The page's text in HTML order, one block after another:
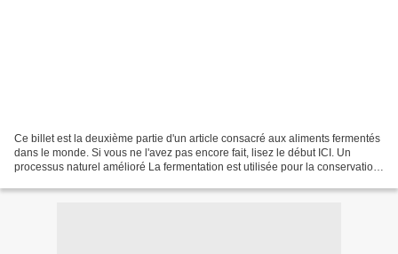
Ce billet est la deuxième partie d'un article consacré aux aliments fermentés
dans le monde. Si vous ne l'avez pas encore fait, lisez le début ICI. Un
processus naturel amélioré La fermentation est utilisée pour la conservation